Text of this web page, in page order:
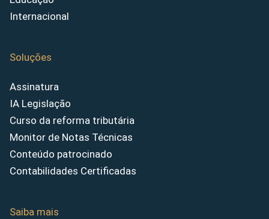
Internacional
Soluções
Assinatura
IA Legislação
Curso da reforma tributária
Monitor de Notas Técnicas
Conteúdo patrocinado
Contabilidades Certificadas
Saiba mais